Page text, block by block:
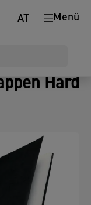
Menü
AT
Hard